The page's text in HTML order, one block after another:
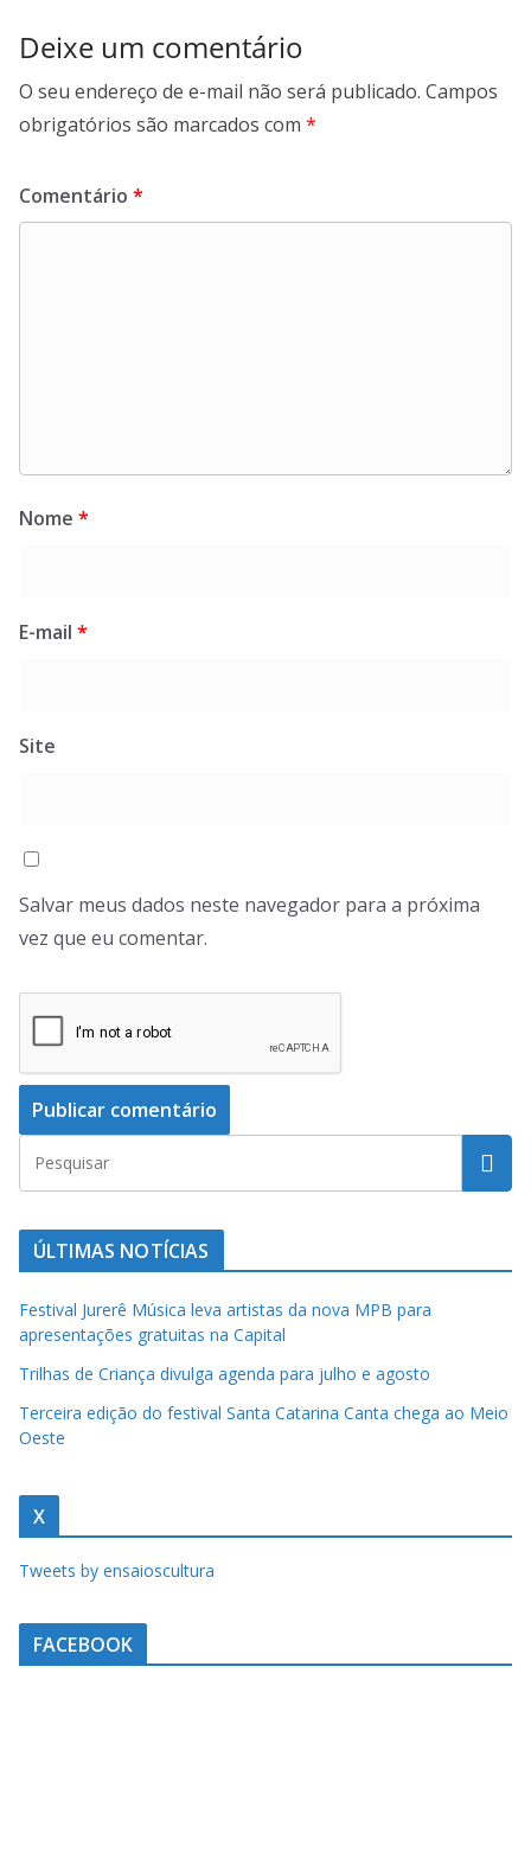
Deixe um comentário
O seu endereço de e-mail não será publicado. Campos
obrigatórios são marcados com *
Comentário *
Nome *
E-mail *
Site
Salvar meus dados neste navegador para a próxima
vez que eu comentar.
ÚLTIMAS NOTÍCIAS
Festival Jurerê Música leva artistas da nova MPB para
apresentações gratuitas na Capital
Trilhas de Criança divulga agenda para julho e agosto
Terceira edição do festival Santa Catarina Canta chega ao Meio
Oeste
X
Tweets by ensaioscultura
FACEBOOK